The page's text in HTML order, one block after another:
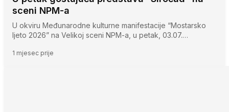
sceni NPM-a
U okviru Međunarodne kulturne manifestacije “Mostarsko
ljeto 2026” na Velikoj sceni NPM-a, u petak, 03.07.…
1 mjesec prije